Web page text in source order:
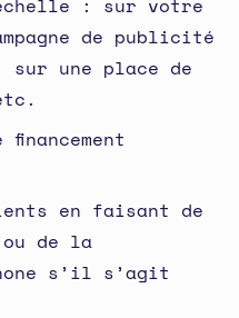
: sur votre
de publicité
une place de
en faisant de
de la
s’il s’agit